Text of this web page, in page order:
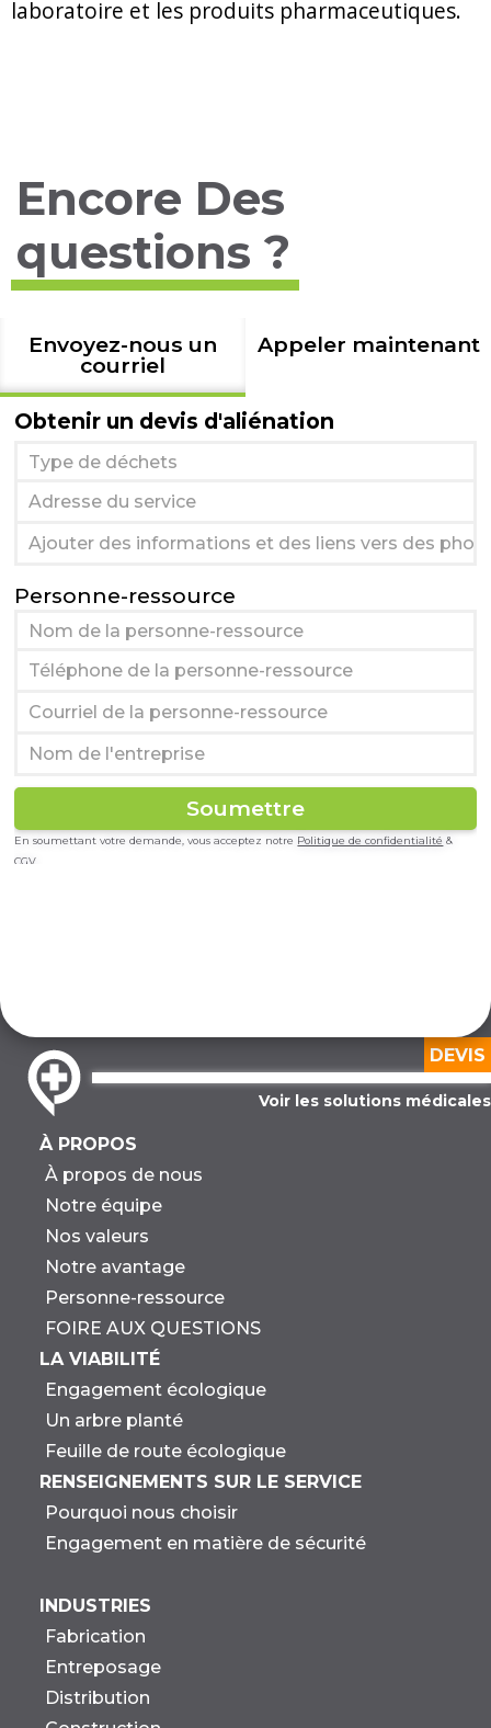
laboratoire et les produits pharmaceutiques.
Encore Des
questions ?
Envoyez-nous un
courriel
Appeler maintenant
Obtenir un devis d'aliénation
Personne-ressource
En soumettant votre demande, vous acceptez notre Politique de confidentialité &
CGV
DEVIS
Voir les solutions médicales
À PROPOS
À propos de nous
Notre équipe
Nos valeurs
Notre avantage
Personne-ressource
FOIRE AUX QUESTIONS
LA VIABILITÉ
Engagement écologique
Un arbre planté
Feuille de route écologique
RENSEIGNEMENTS SUR LE SERVICE
Pourquoi nous choisir
Engagement en matière de sécurité
INDUSTRIES
Fabrication
Entreposage
Distribution